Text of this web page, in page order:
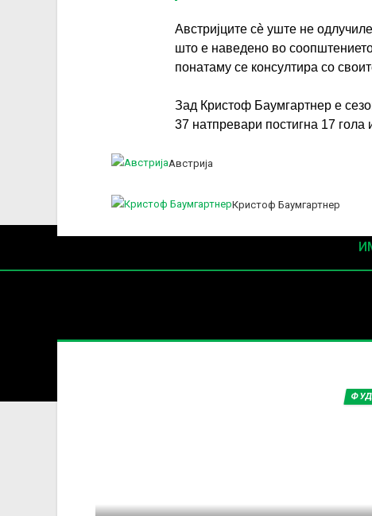
Австријците сè уште не
што е наведено во
понатаму се консултира со
Зад Кристоф Баумгартнер е
37 натпревари постигна 17 гола
Австрија
Кристоф Баумгартнер
За секоја форма на распространување, репродукција